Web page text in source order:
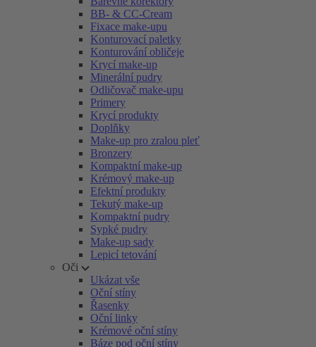
BB- & CC-Cream
Fixace make-upu
Konturovací paletky
Konturování obličeje
Krycí make-up
Minerální pudry
Odličovač make-upu
Primery
Krycí produkty
Doplňky
Make-up pro zralou pleť
Bronzery
Kompaktní make-up
Krémový make-up
Efektní produkty
Tekutý make-up
Kompaktní pudry
Sypké pudry
Make-up sady
Lepicí tetování
Oči
Ukázat vše
Oční stíny
Řasenky
Oční linky
Krémové oční stíny
Báze pod oční stíny